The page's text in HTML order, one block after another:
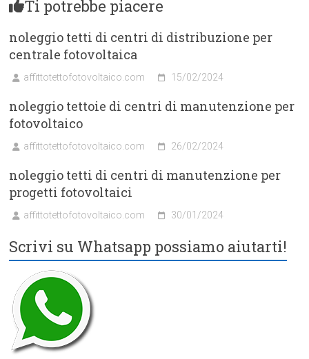
Ti potrebbe piacere
noleggio tetti di centri di distribuzione per
centrale fotovoltaica
affittotettofotovoltaico.com 15/02/2024
noleggio tettoie di centri di manutenzione per
fotovoltaico
affittotettofotovoltaico.com 26/02/2024
noleggio tetti di centri di manutenzione per
progetti fotovoltaici
affittotettofotovoltaico.com 30/01/2024
Scrivi su Whatsapp possiamo aiutarti!